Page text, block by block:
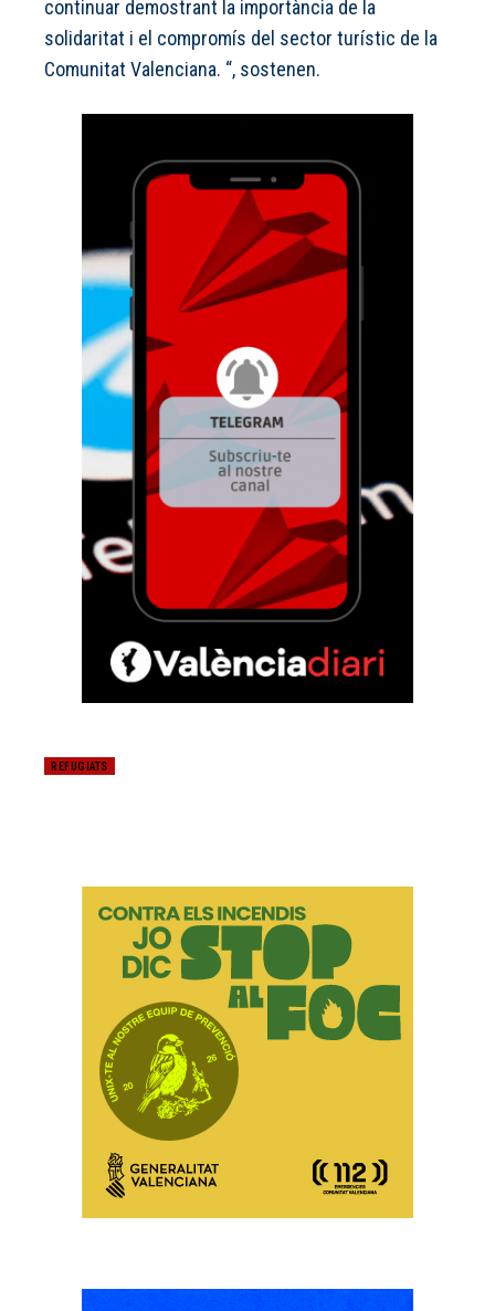
continuar demostrant la importància de la
solidaritat i el compromís del sector turístic de la
Comunitat Valenciana. “, sostenen.
REFUGIATS